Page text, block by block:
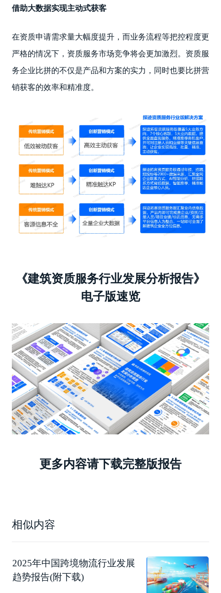
借助大数据实现主动式获客
在资质申请需求量大幅度提升，而业务流程等把控程度更
严格的情况下，资质服务市场竞争将会更加激烈。资质服
务企业比拼的不仅是产品和方案的实力，同时也要比拼营
销获客的效率和精准度。
《建筑资质服务行业发展分析报告》
电子版速览
更多内容请下载完整版报告
相似内容
2025年中国跨境物流行业发展
趋势报告(附下载)